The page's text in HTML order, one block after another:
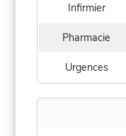
Infirmier
Pharmacie
Urgences